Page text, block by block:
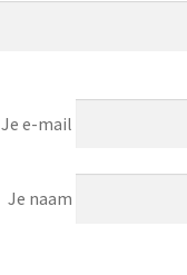
Je e-mail
Je naam